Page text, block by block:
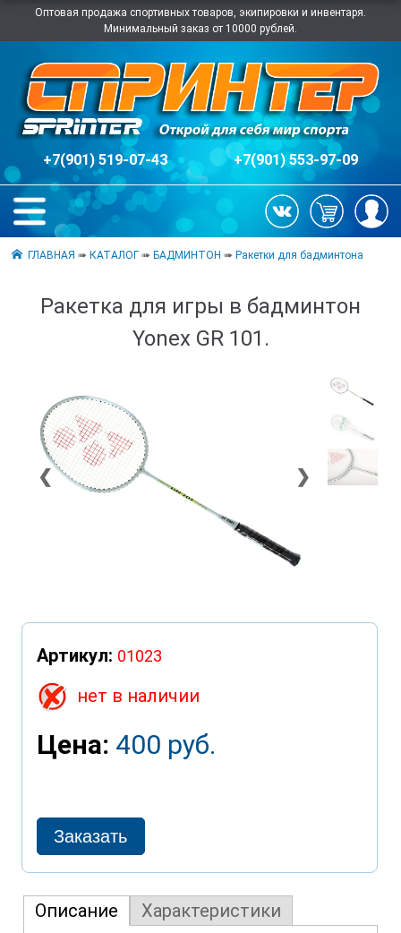
Оптовая продажа спортивных товаров, экипировки и инвентаря.
Минимальный заказ от 10000 рублей.
+7(901) 519-07-43 +7(901) 553-97-09
ГЛАВНАЯ ➠КАТАЛОГ ➠БАДМИНТОН ➠Ракетки для бадминтона
Ракетка для игры в бадминтон
Yonex GR 101.
❮ ❯
Артикул: 01023
нет в наличии
Цена: 400 руб.
Описание Характеристики